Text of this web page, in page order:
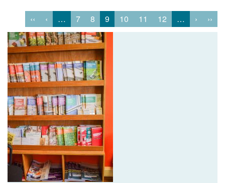
‹‹ ‹ … 7 8 9 10 11 12 … › ››